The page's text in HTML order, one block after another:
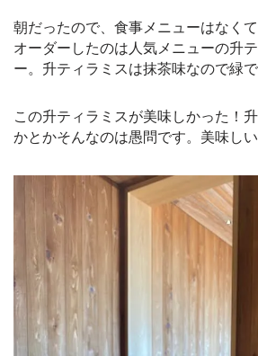
朝だったので、食事メニューはなく
オーダーしたのは人気メニューの升
ー。升ティラミスは抹茶味なので緑で
この升ティラミスが美味しかった！
かとかそんなのは愚問です。美味し